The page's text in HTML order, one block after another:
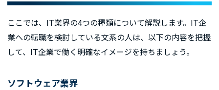
ここでは、IT業界の4つの種類について解説します。IT企
業への転職を検討している文系の人は、以下の内容を把握
して、IT企業で働く明確なイメージを持ちましょう。
ソフトウェア業界